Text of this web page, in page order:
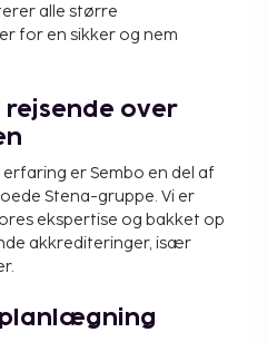
som
1000 EUR i kontanter
Kontakt
kontaktoplysningerne i
for flere oplysninger.
alle større
for en sikker og nem
rejsende over
er Sembo en del af
Stena-gruppe. Vi er
ekspertise og bakket op
akkrediteringer, især